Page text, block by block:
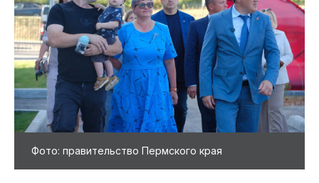
Фото: правительство Пермского края